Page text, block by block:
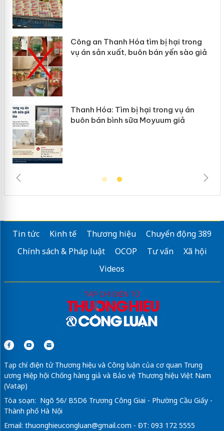
giả
Lào Cai xử lý 83 vụ vi phạm thương
mại trong tháng 7
Hưng Yên: Xử lý 6 hộ kinh doanh bán
hàng giả mạo nhãn hiệu Adidas, Nike
Tin tức Kinh tế Thương hiệu
Chuyển động 389
Chính sách & Pháp luật
OCOP Tư vấn
Xã hội
Videos
Tạp chí điện tử Thương hiệu và Công luận của cơ quan Trung
ương Hiệp hội Chống hàng giả và Bảo vệ Thương hiệu Việt Nam
(Vatap)
Tòa soạn: Ngõ 56/ B5D6 Trương Công Giai - Phường Cầu Giấy -
Thành phố Hà Nội
Email: thuonghieucongluan@gmail.com - ĐT: 093 172 5555